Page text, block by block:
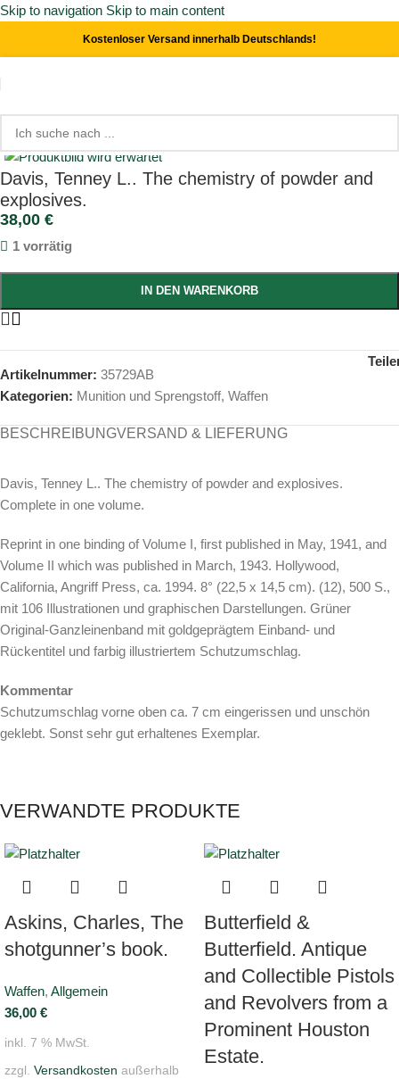
Skip to navigation Skip to main content
Kostenloser Versand innerhalb Deutschlands!
Start/ Waffen /Munition und Sprengstoff
Click to enlarge
Davis, Tenney L.. The chemistry of powder and
explosives.
38,00 €
1 vorrätig
IN DEN WARENKORB
Artikelnummer: 35729AB
Kategorien: Munition und Sprengstoff, Waffen
BESCHREIBUNGVERSAND & LIEFERUNG
Davis, Tenney L.. The chemistry of powder and explosives.
Complete in one volume.
Reprint in one binding of Volume I, first published in May, 1941, and
Volume II which was published in March, 1943. Hollywood,
California, Angriff Press, ca. 1994. 8° (22,5 x 14,5 cm). (12), 500 S.,
mit 106 Illustrationen und graphischen Darstellungen. Grüner
Original-Ganzleinenband mit goldgeprägtem Einband- und
Rückentitel und farbig illustriertem Schutzumschlag.
Kommentar
Schutzumschlag vorne oben ca. 7 cm eingerissen und unschön
geklebt. Sonst sehr gut erhaltenes Exemplar.
VERWANDTE PRODUKTE
Askins, Charles, The
shotgunner’s book.
Waffen, Allgemein
36,00 €
inkl. 7 % MwSt.
zzgl. Versandkosten außerhalb
Butterfield &
Butterfield. Antique
and Collectible Pistols
and Revolvers from a
Prominent Houston
Estate.